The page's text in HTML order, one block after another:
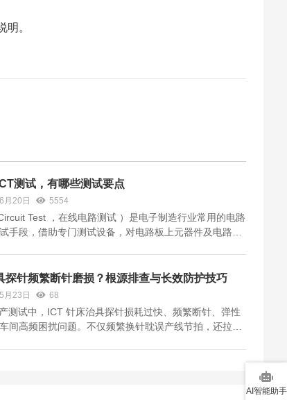
明。
测试，有哪些测试要点
月20日 5554
Test ，在线电路测试 ）是电子制造行业常用的电路
手段，借助专门测试设备，对电路板上元器件及电路连
...
探针频繁断针磨损？根源排查与长效防护技巧
月23日 68
测试中，ICT 针床治具探针损耗过快、频繁断针、弹性
间高频困扰问题。不仅频繁换针耽误产线节拍，还拉高
AI智能助手